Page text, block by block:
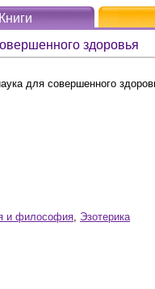
Книги
здоровья
для совершенного
и философия, Эзотерика